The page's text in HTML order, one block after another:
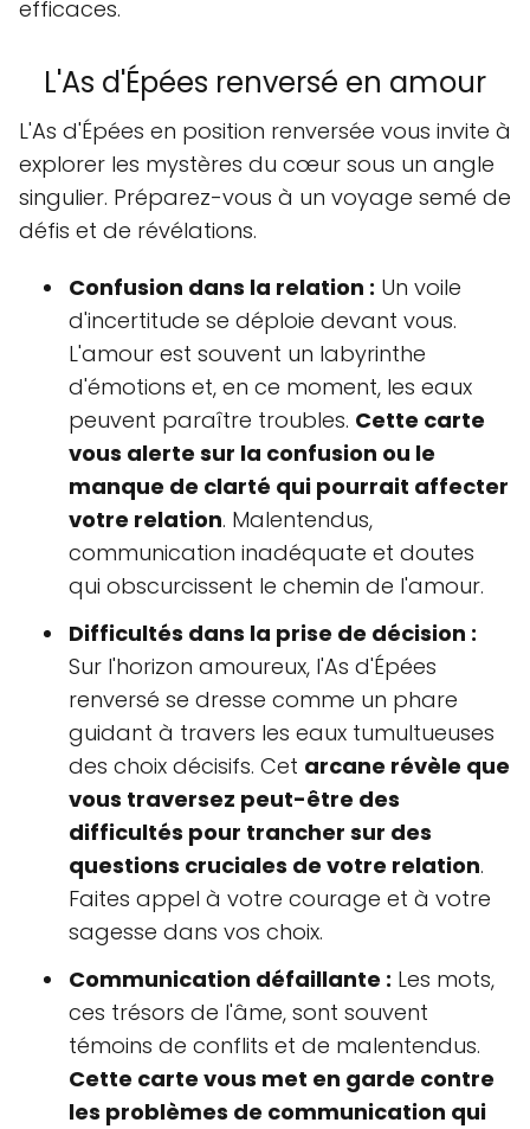
efficaces.
L'As d'Épées renversé en amour
L'As d'Épées en position renversée vous invite à
explorer les mystères du cœur sous un angle
singulier. Préparez-vous à un voyage semé de
défis et de révélations.
Confusion dans la relation : Un voile
d'incertitude se déploie devant vous.
L'amour est souvent un labyrinthe
d'émotions et, en ce moment, les eaux
peuvent paraître troubles. Cette carte
vous alerte sur la confusion ou le
manque de clarté qui pourrait affecter
votre relation. Malentendus,
communication inadéquate et doutes
qui obscurcissent le chemin de l'amour.
Difficultés dans la prise de décision :
Sur l'horizon amoureux, l'As d'Épées
renversé se dresse comme un phare
guidant à travers les eaux tumultueuses
des choix décisifs. Cet arcane révèle que
vous traversez peut-être des
difficultés pour trancher sur des
questions cruciales de votre relation.
Faites appel à votre courage et à votre
sagesse dans vos choix.
Communication défaillante : Les mots,
ces trésors de l'âme, sont souvent
témoins de conflits et de malentendus.
Cette carte vous met en garde contre
les problèmes de communication qui